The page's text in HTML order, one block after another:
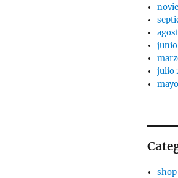
junio
julio